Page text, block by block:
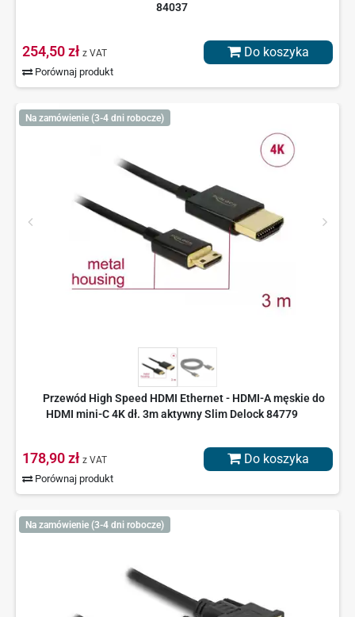
84037
254,50 zł z VAT
Porównaj produkt
Do koszyka
Na zamówienie (3-4 dni robocze)
Przewód High Speed HDMI Ethernet - HDMI-A męskie do
HDMI mini-C 4K dł. 3m aktywny Slim Delock 84779
178,90 zł z VAT
Porównaj produkt
Do koszyka
Na zamówienie (3-4 dni robocze)